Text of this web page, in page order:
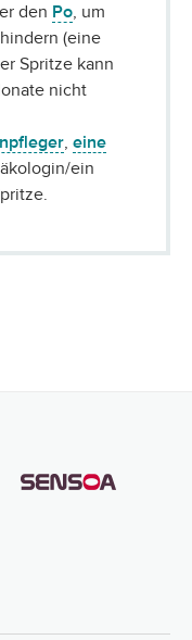
den Po , um
(eine
Spritze kann
nicht
eine
ein